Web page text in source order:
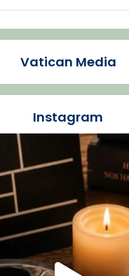
de Barcelona
va patir depressió.
l'Estadi Lluís
comp
👇
es/iglesia/
depresion-
· Share
Vatican Media
Instagram